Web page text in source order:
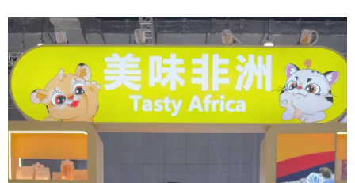
科技 科创 量子 体育
书画 健康
访谈 视频 图片 政务
法律 中央文件 金融 汽车
数字经济